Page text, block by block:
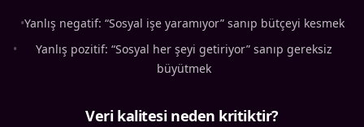
•Yanlış negatif: “Sosyal işe yaramıyor” sanıp bütçeyi kesmek
•
Yanlış pozitif: “Sosyal her şeyi getiriyor” sanıp gereksiz
büyütmek
Veri kalitesi neden kritiktir?